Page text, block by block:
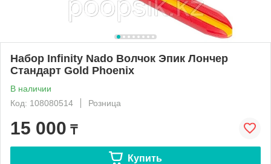
Набор Infinity Nado Волчок Эпик Лончер
Стандарт Gold Phoenix
В наличии
Код: 108080514
Розница
15 000 ₸
Купить